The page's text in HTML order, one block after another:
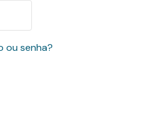
ou senha?